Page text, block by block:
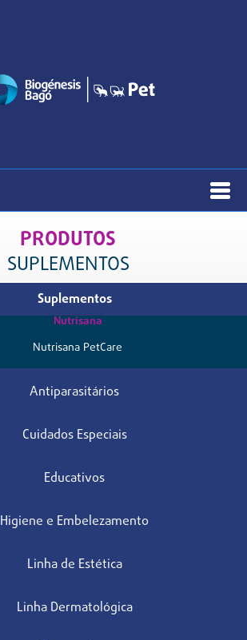
PRODUTOS
SUPLEMENTOS
Suplementos
Nutrisana
Nutrisana PetCare
Antiparasitários
Cuidados Especiais
Educativos
Higiene e Embelezamento
Linha de Estética
Linha Dermatológica